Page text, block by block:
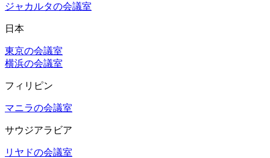
ジャカルタの会議室
日本
東京の会議室
横浜の会議室
フィリピン
マニラの会議室
サウジアラビア
リヤドの会議室